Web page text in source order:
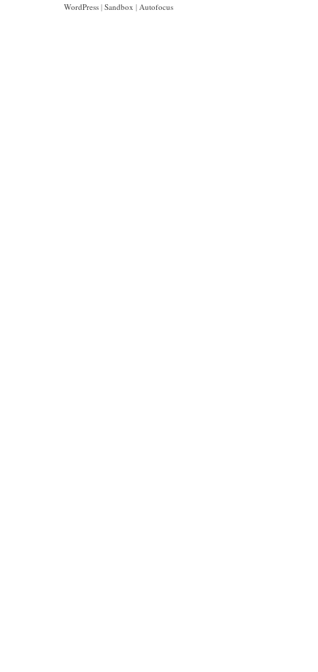
WordPress | Sandbox | Autofocus